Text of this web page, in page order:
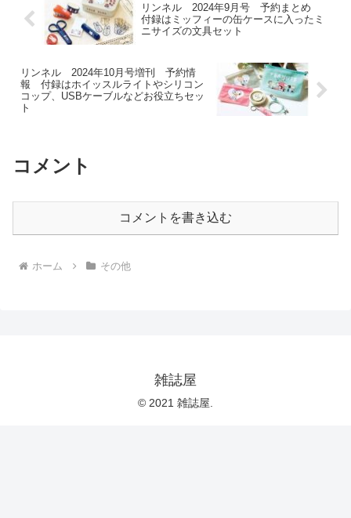
リンネル 2024年9月号 予約まとめ
付録はミッフィーの缶ケースに入ったミ
ニサイズの文具セット
リンネル 2024年10月号増刊 予約情
報 付録はホイッスルライトやシリコン
コップ、USBケーブルなどお役立ちセッ
ト
コメント
コメントを書き込む
ホーム その他
雑誌屋
© 2021 雑誌屋.